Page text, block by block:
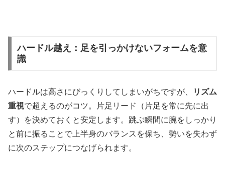
ハードル越え：足を引っかけないフォームを意
識
ハードルは高さにびっくりしてしまいがちですが、
リズム
重視で超えるのがコツ。片足リード（片足を常に先に出
す）を決めておくと安定します。跳ぶ瞬間に腕をしっかり
と前に振ることで上半身のバランスを保ち、勢いを失わず
に次のステップにつなげられます。